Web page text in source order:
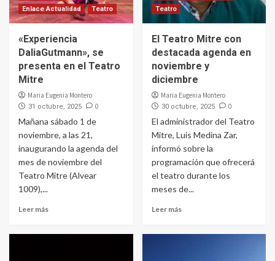
Enlace Actualidad
Teatro
«Experiencia
DaliaGutmann», se
presenta en el Teatro
Mitre
Maria Eugenia Montero
31 octubre, 2025 0
Mañana sábado 1 de
noviembre, a las 21,
inaugurando la agenda del
mes de noviembre del
Teatro Mitre (Alvear
1009),...
Leer más
Teatro
El Teatro Mitre con
destacada agenda en
noviembre y
diciembre
Maria Eugenia Montero
30 octubre, 2025 0
El administrador del Teatro
Mitre, Luis Medina Zar,
informó sobre la
programación que ofrecerá
el teatro durante los
meses de...
Leer más